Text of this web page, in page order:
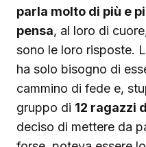
parla molto di più e
pensa, al loro di
sono le loro risposte.
ha solo bisogno di
cammino di fede e,
gruppo di 12 ragazzi
deciso di mettere da